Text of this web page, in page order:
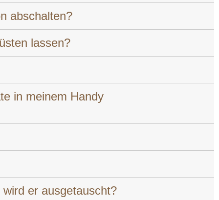
abschalten?
lassen?
in meinem Handy
er ausgetauscht?